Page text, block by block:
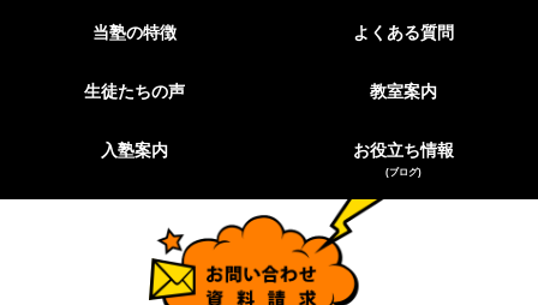
当塾の特徴 よくある質問
生徒たちの声 教室案内
入塾案内 お役立ち情報
(ブログ)